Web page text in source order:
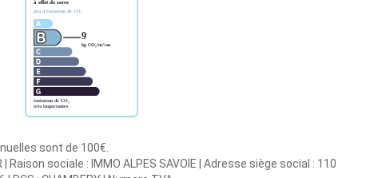
sont de 100€.
sociale : IMMO ALPES SAVOIE | Adresse siège social : 110